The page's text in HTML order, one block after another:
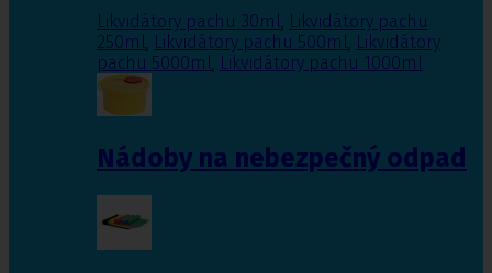
Likvidátory pachu 30ml, Likvidátory pachu
250ml, Likvidátory pachu 500ml, Likvidátory
pachu 5000ml, Likvidátory pachu 1000ml
Nádoby na nebezpečný odpad